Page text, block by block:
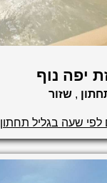
יפה נוף
,שזור
לפי שעה בגליל תחתון